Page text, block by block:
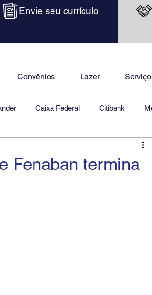
Envie seu currículo
Convênios Lazer
Caixa Federal Citibank
Fenaban termina